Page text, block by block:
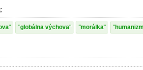
globálna výchova morálka